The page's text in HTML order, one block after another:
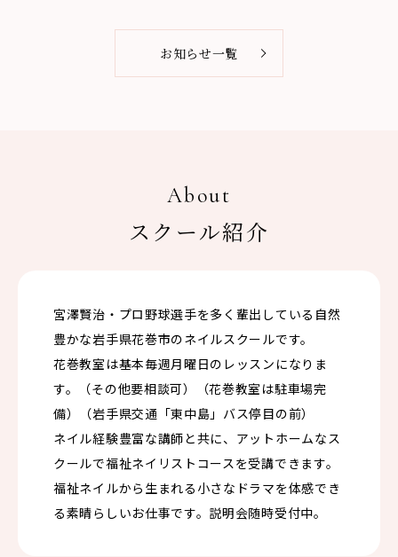
お知らせ一覧
About
スクール紹介
宮澤賢治・プロ野球選手を多く輩出している自然
豊かな岩手県花巻市のネイルスクールです。
花巻教室は基本毎週月曜日のレッスンになりま
す。（その他要相談可）（花巻教室は駐車場完
備）（岩手県交通「東中島」バス停目の前）
ネイル経験豊富な講師と共に、アットホームなス
クールで福祉ネイリストコースを受講できます。
福祉ネイルから生まれる小さなドラマを体感でき
る素晴らしいお仕事です。説明会随時受付中。